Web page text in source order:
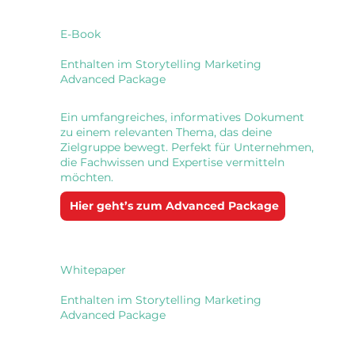
E-Book
Enthalten im Storytelling Marketing
Advanced Package
Ein umfangreiches, informatives Dokument
zu einem relevanten Thema, das deine
Zielgruppe bewegt. Perfekt für Unternehmen,
die Fachwissen und Expertise vermitteln
möchten.
Hier geht’s zum Advanced Package
Whitepaper
Enthalten im Storytelling Marketing
Advanced Package